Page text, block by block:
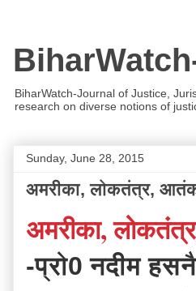
BiharWatch-Journal of Justice,
research on diverse notions of
Sunday, June 28, 2015
अमरीका, लोकतंत्र,
अमरीका,
-प्रो0 नदीम